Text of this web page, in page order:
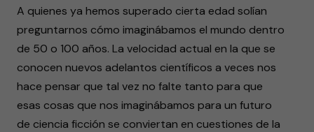
A quienes ya hemos superado cierta edad solían
preguntarnos cómo imaginábamos el mundo dentro
de 50 o 100 años. La velocidad actual en la que se
conocen nuevos adelantos científicos a veces nos
hace pensar que tal vez no falte tanto para que
esas cosas que nos imaginábamos para un futuro
de ciencia ficción se conviertan en cuestiones de la